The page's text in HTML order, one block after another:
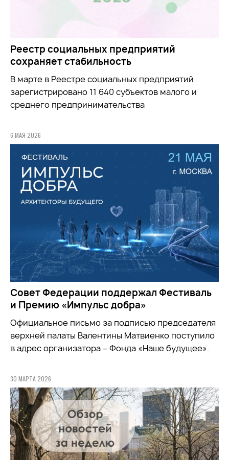
Реестр социальных предприятий
сохраняет стабильность
В марте в Реестре социальных предприятий
зарегистрировано 11 640 субъектов малого и
среднего предпринимательства
6 МАЯ 2026
Совет Федерации поддержал Фестиваль
и Премию «Импульс добра»
Официальное письмо за подписью председателя
верхней палаты Валентины Матвиенко поступило
в адрес организатора – Фонда «Наше будущее».
30 МАРТА 2026